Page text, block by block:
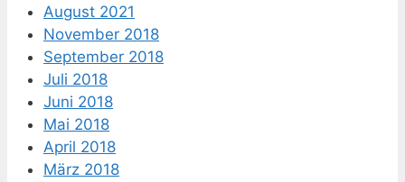
August 2021
November 2018
September 2018
Juli 2018
Juni 2018
Mai 2018
April 2018
März 2018